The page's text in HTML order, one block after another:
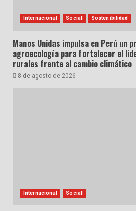
Internacional Social Sostenibilidad
Manos Unidas impulsa en Perú un
agroecología para fortalecer el
rurales frente al cambio climático
8 de agosto de 2026
Internacional Social